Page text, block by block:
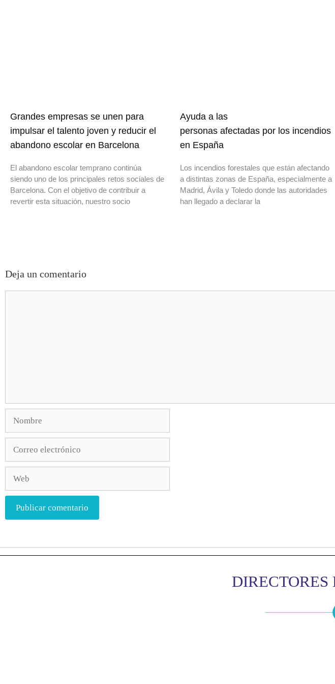
Grandes empresas se unen para
impulsar el talento joven y reducir el
abandono escolar en Barcelona
El abandono escolar temprano continúa
siendo uno de los principales retos sociales de
Barcelona. Con el objetivo de contribuir a
revertir esta situación, nuestro socio
Ayuda a las
personas afectadas por los incendios
en España
Los incendios forestales que están afectando
a distintas zonas de España, especialmente a
Madrid, Ávila y Toledo donde las autoridades
han llegado a declarar la
Deja un comentario